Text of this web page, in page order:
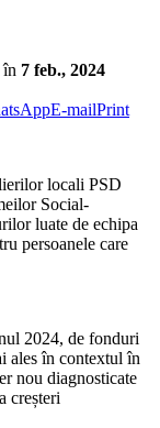
în 7 feb., 2024
E-mailPrint
locali PSD
Social-
luate de echipa
persoanele care
2024, de fonduri
ales în contextul în
nou diagnosticate
creșteri